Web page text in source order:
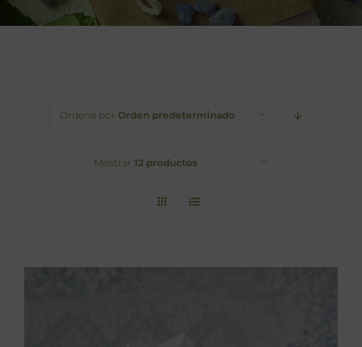
Barba
Ordena por Orden predeterminado
Mostrar 12 productos